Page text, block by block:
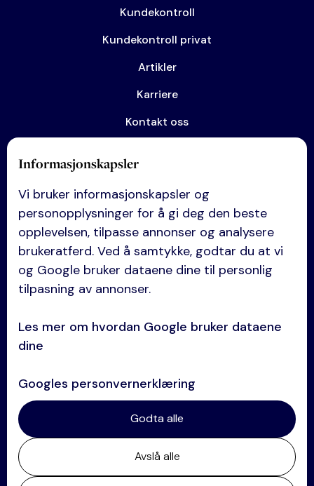
Informasjonskapsler
Vi bruker informasjonskapsler og
personopplysninger for å gi deg den beste
opplevelsen, tilpasse annonser og analysere
brukeratferd. Ved å samtykke, godtar du at vi
og Google bruker dataene dine til personlig
tilpasning av annonser.
Les mer om hvordan Google bruker dataene
dine
Googles personvernerklæring
Avslå alle
Godta alle
Kundekontroll
Kundekontroll privat
Artikler
Karriere
Kontakt oss
Kompetanse
Anskaffelser
Eiendom
Entreprise
Tvisteløsning
Kontakt
+47 64 84 60 60